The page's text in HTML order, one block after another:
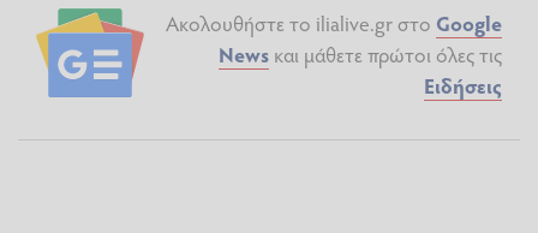
Ακολουθήστε το ilialive.gr στο Google
News και μάθετε πρώτοι όλες τις
Ειδήσεις